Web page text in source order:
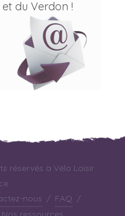
du Verdon !
réservés à Vélo Loisir
nous / FAQ /